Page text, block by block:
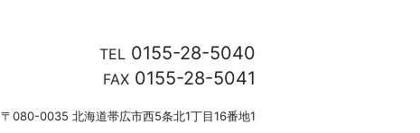
TEL 0155-28-5040
FAX 0155-28-5041
〒080-0035 北海道帯広市西5条北1丁目16番地1